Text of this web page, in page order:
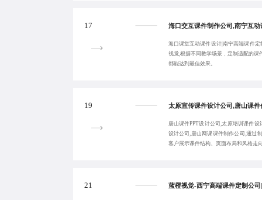
17
海口课堂互动课件设计|南宁高端课件
视觉,根据不同教学场景，定制适配的课
都能达到最佳效果。
19
唐山课件PPT设计公司,太原培训课件
设计公司,唐山网课课件制作公司,通过
客户展示课件结构、页面布局和风格走
21